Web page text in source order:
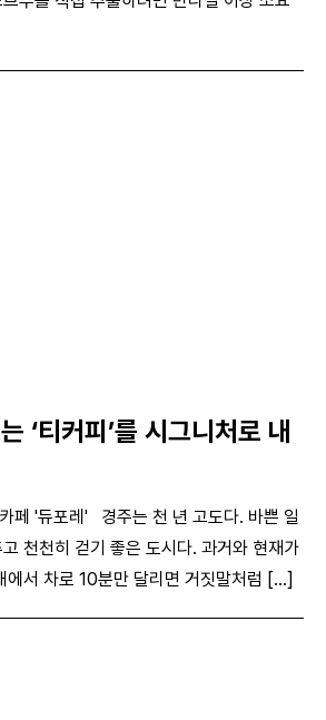
‘티커피’를 시그니처로 내
페 '듀포레' 경주는 천 년 고도다. 바쁜 일
천천히 걷기 좋은 도시다. 과거와 현재가
에서 차로 10분만 달리면 거짓말처럼 [...]